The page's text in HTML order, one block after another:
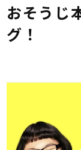
おそうじ
グ！